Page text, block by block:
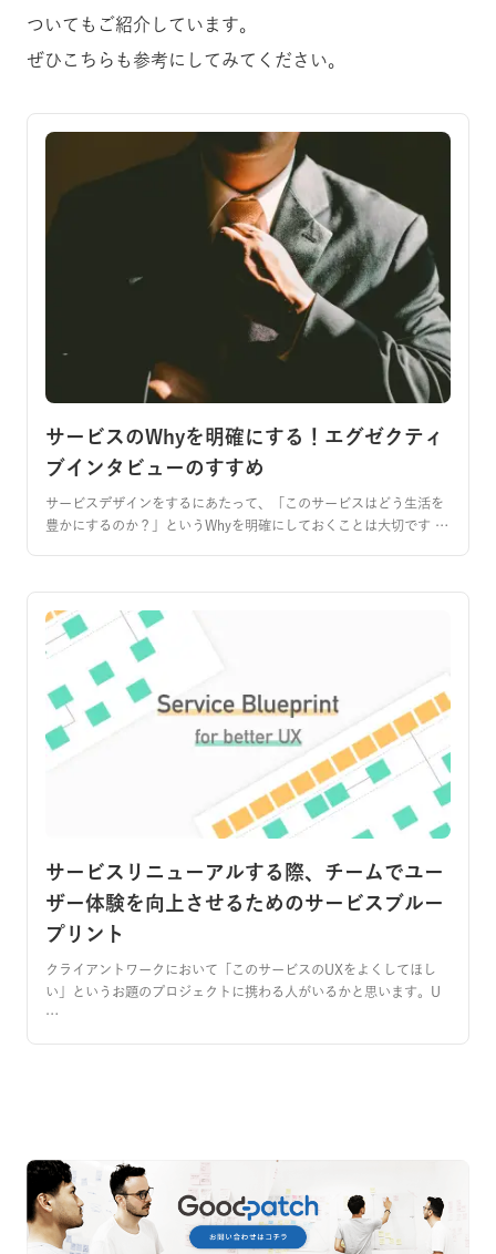
ついてもご紹介しています。
ぜひこちらも参考にしてみてください。
サービスのWhyを明確にする！エグゼクティ
ブインタビューのすすめ
サービスデザインをするにあたって、「このサービスはどう生活を
豊かにするのか？」というWhyを明確にしておくことは大切です …
サービスリニューアルする際、チームでユー
ザー体験を向上させるためのサービスブルー
プリント
クライアントワークにおいて「このサービスのUXをよくしてほし
い」というお題のプロジェクトに携わる人がいるかと思います。U
…